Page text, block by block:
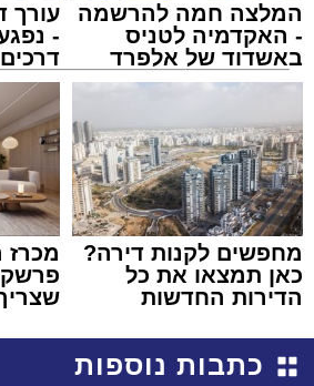
המלצה חמה להרשמה
- האקדמיה לטניס
באשדוד של אלפרד
קריאולנסקי - לילדים
עורך
-
מחפשים לקנות דירה?
כאן תמצאו את כל
הדירות החדשות
מכרז
כתבות נוספות